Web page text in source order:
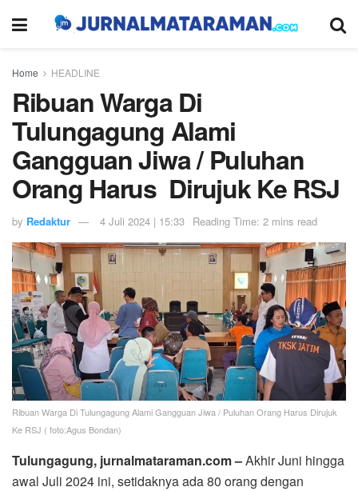
Home HEADLINE
Ribuan Warga Di
Tulungagung Alami
Gangguan Jiwa / Puluhan
Orang Harus Dirujuk Ke RSJ
by Redaktur 4 Juli 2024 | 15:33 Reading Time: 2 mins read
Ribuan Warga Di Tulungagung Alami Gangguan Jiwa / Puluhan Orang Harus Dirujuk
Ke RSJ ( foto:Agus Bondan)
Tulungagung, jurnalmataraman.com –Akhir Juni hingga
awal Juli 2024 ini, setidaknya ada 80 orang dengan